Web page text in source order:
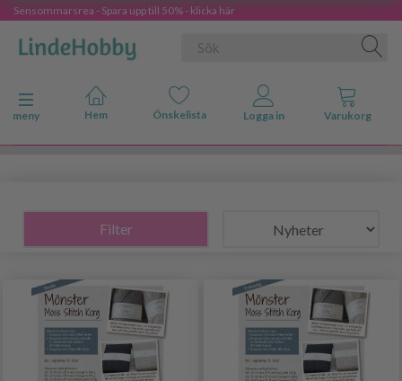
Sensommarsrea - Spara upp till 50% - klicka här
Ändra navigering
meny
Filter